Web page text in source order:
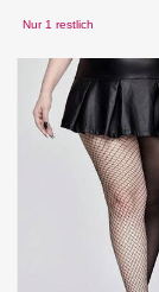
Nur 1 restlich